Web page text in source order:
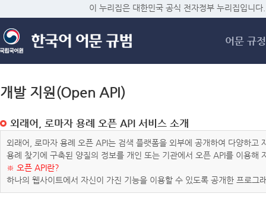
메
이 누리집은 대한민국 공식 전자정부 누리집입니다.
어문 규정
개발 지원(Open API)
외래어, 로마자 용례 오픈 API 서비스 소개
외래어, 로마자 용례 오픈 API는 검색 플랫폼을 외부에 공개하여 다양하
용례 찾기에 구축된 양질의 정보를 개인 또는 기관에서 오픈 API를 이용해
※ 오픈 API란?
하나의 웹사이트에서 자신이 가진 기능을 이용할 수 있도록 공개한 프로그